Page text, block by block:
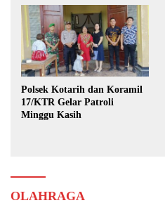
Polsek Kotarih dan Koramil
17/KTR Gelar Patroli
Minggu Kasih
OLAHRAGA